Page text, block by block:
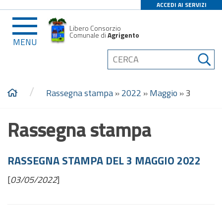
ACCEDI AI SERVIZI
MENU
Libero Consorzio
Comunale diAgrigento
/ Rassegna stampa»2022 »Maggio »3
Rassegna stampa
RASSEGNA STAMPA DEL 3 MAGGIO 2022
[03/05/2022]